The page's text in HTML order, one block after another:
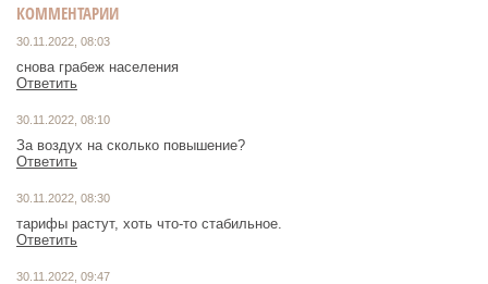
КОММЕНТАРИИ
30.11.2022, 08:03
снова грабеж населения
Ответить
30.11.2022, 08:10
За воздух на сколько повышение?
Ответить
30.11.2022, 08:30
тарифы растут, хоть что-то стабильное.
Ответить
30.11.2022, 09:47